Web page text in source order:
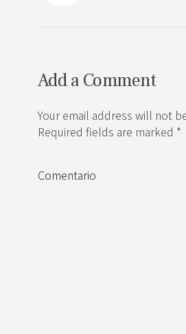
Add a Comment
Your email address will not
Required fields are marked *
Comentario